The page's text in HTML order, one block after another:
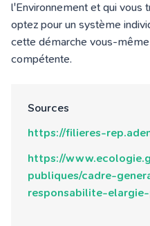
l'Environnement et qui vous
optez pour un système
cette démarche vous-
compétente.
Sources
https://filieres-
https://
publiques/cadre-
responsabilite-